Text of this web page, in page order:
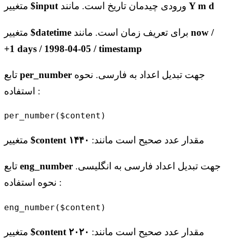
$input Y m d
$datetime
now /
+1 days / 1998-04-05 / timestamp
per_number جهت تبدیل اعداد به فارسی. نحوه
استفاده :
per_number($content)
$content مقدار عدد صحیح است مانند: ۱۴۴۰
eng_number جهت تبدیل اعداد فارسی به انگلیسی.
نحوه استفاده :
eng_number($content)
$content مقدار عدد صحیح است مانند: ۲۰۲۰